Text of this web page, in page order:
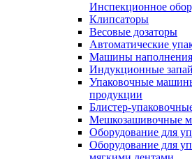
Инспекционное
Клипсаторы
Весовые дозаторы
Автоматические
Машины наполнения
Индукционные
Упаковочные
продукции
Блистер-
Мешкозашивочные
Оборудование для
Оборудование для